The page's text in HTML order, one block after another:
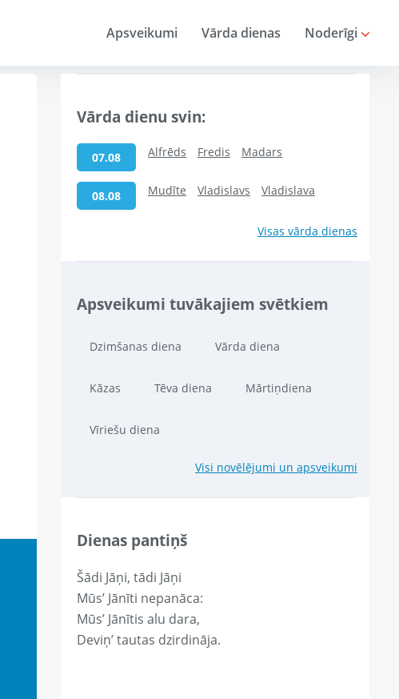
Apsveikumi Vārda dienas Noderīgi
Vārda dienu svin:
07.08 Alfrēds Fredis Madars
08.08 Mudīte Vladislavs Vladislava
Visas vārda dienas
Apsveikumi tuvākajiem svētkiem
Dzimšanas diena Vārda diena
Kāzas Tēva diena Mārtiņdiena
Vīriešu diena
Visi novēlējumi un apsveikumi
Dienas pantiņš
Šādi Jāņi, tādi Jāņi
Mūs’ Jānīti nepanāca:
Mūs’ Jānītis alu dara,
Deviņ’ tautas dzirdināja.